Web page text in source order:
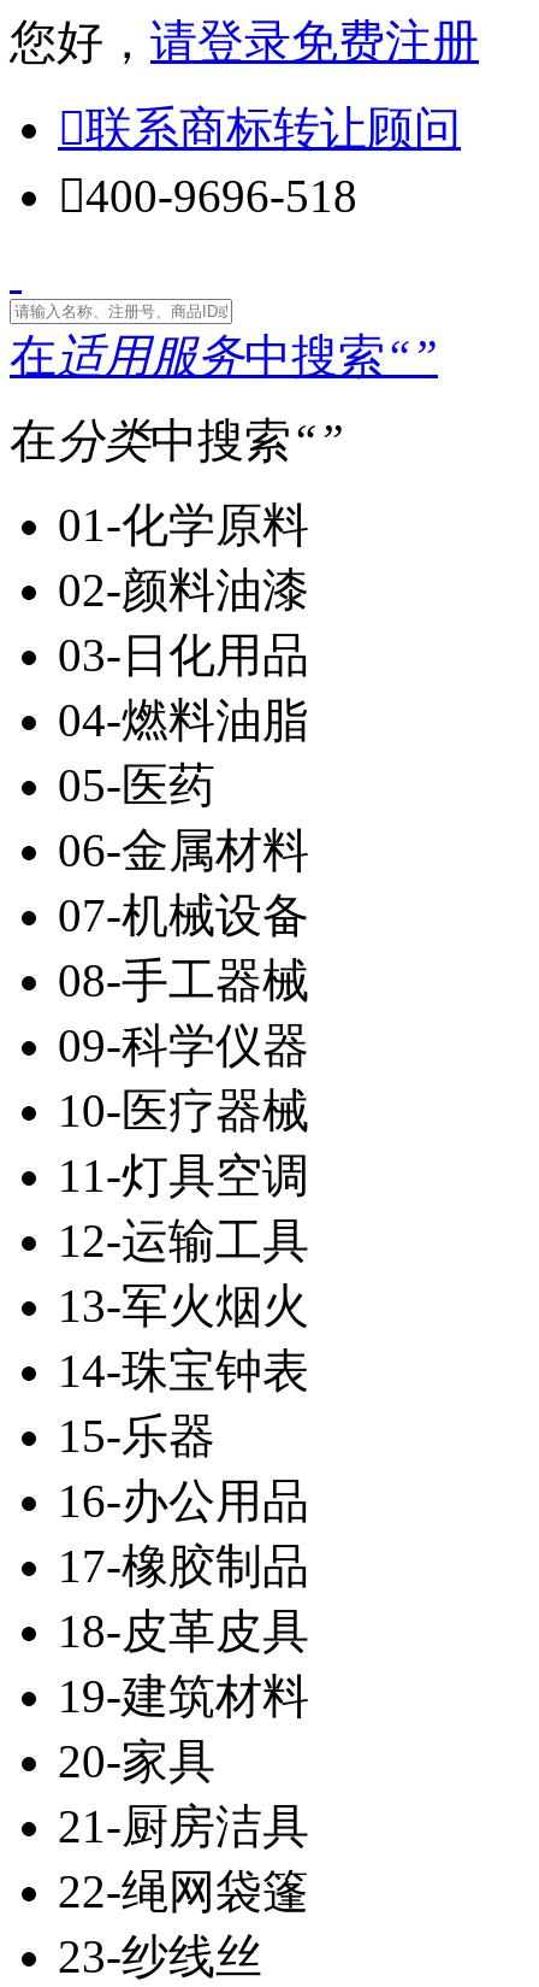
您好， 请登录免费注册
联系商标转让顾问
400-9696-518
在适用服务中搜索“”
在分类中搜索“”
01-化学原料
02-颜料油漆
03-日化用品
04-燃料油脂
05-医药
06-金属材料
07-机械设备
08-手工器械
09-科学仪器
10-医疗器械
11-灯具空调
12-运输工具
13-军火烟火
14-珠宝钟表
15-乐器
16-办公用品
17-橡胶制品
18-皮革皮具
19-建筑材料
20-家具
21-厨房洁具
22-绳网袋篷
23-纱线丝